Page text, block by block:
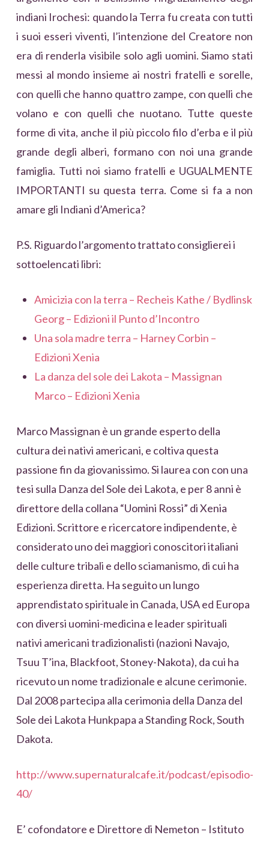
indiani Irochesi: quando la Terra fu creata con tutti
i suoi esseri viventi, l’intenzione del Creatore non
era di renderla visibile solo agli uomini. Siamo stati
messi al mondo insieme ai nostri fratelli e sorelle,
con quelli che hanno quattro zampe, con quelli che
volano e con quelli che nuotano. Tutte queste
forme di vita, anche il più piccolo filo d’erba e il più
grande degli alberi, formano con noi una grande
famiglia. Tutti noi siamo fratelli e UGUALMENTE
IMPORTANTI su questa terra. Come si fa a non
amare gli Indiani d’America?
P.S. Riguardo l’argomento trattato consiglierei i
sottoelencati libri:
Amicizia con la terra – Recheis Kathe / Bydlinsk
Georg – Edizioni il Punto d’Incontro
Una sola madre terra – Harney Corbin –
Edizioni Xenia
La danza del sole dei Lakota – Massignan
Marco – Edizioni Xenia
Marco Massignan è un grande esperto della
cultura dei nativi americani, e coltiva questa
passione fin da giovanissimo. Si laurea con con una
tesi sulla Danza del Sole dei Lakota, e per 8 anni è
direttore della collana “Uomini Rossi” di Xenia
Edizioni. Scrittore e ricercatore indipendente, è
considerato uno dei maggiori conoscitori italiani
delle culture tribali e dello sciamanismo, di cui ha
esperienza diretta. Ha seguito un lungo
apprendistato spirituale in Canada, USA ed Europa
con diversi uomini-medicina e leader spirituali
nativi americani tradizionalisti (nazioni Navajo,
Tsuu T’ina, Blackfoot, Stoney-Nakota), da cui ha
ricevuto un nome tradizionale e alcune cerimonie.
Dal 2008 partecipa alla cerimonia della Danza del
Sole dei Lakota Hunkpapa a Standing Rock, South
Dakota.
http://www.supernaturalcafe.it/podcast/episodio-
40/
E’ cofondatore e Direttore di Nemeton – Istituto